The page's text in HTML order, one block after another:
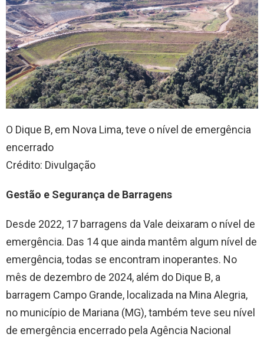
O Dique B, em Nova Lima, teve o nível de emergência
encerrado
Crédito: Divulgação
Gestão e Segurança de Barragens
Desde 2022, 17 barragens da Vale deixaram o nível de
emergência. Das 14 que ainda mantêm algum nível de
emergência, todas se encontram inoperantes. No
mês de dezembro de 2024, além do Dique B, a
barragem Campo Grande, localizada na Mina Alegria,
no município de Mariana (MG), também teve seu nível
de emergência encerrado pela Agência Nacional